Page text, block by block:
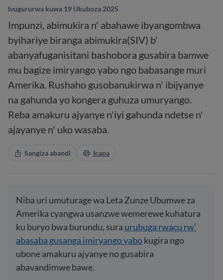
Ivugururwa kuwa 19 Ukuboza 2025
Impunzi, abimukira n' abahawe ibyangombwa
byihariye biranga abimukira(SIV) b'
abanyafuganisitani bashobora gusabira bamwe
mu bagize imiryango yabo ngo babasange muri
Amerika. Rushaho gusobanukirwa n' ibijyanye
na gahunda yo kongera guhuza umuryango.
Reba amakuru ajyanye n'iyi gahunda ndetse n'
ajayanye n' uko wasaba.
Sangiza abandi Icapa
Niba uri umuturage wa Leta Zunze Ubumwe za
Amerika cyangwa usanzwe wemerewe kuhatura
ku buryo bwa burundu, sura urubuga rwacu rw’
abasaba gusanga imiryango yabokugira ngo
ubone amakuru ajyanye no gusabira
abavandimwe bawe.